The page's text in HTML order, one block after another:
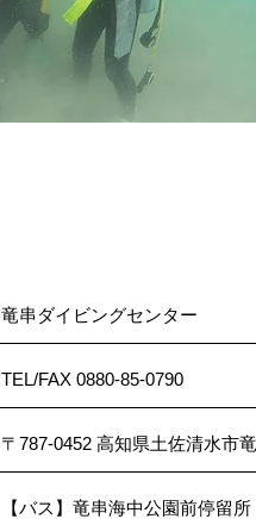
竜串ダイビングセンター
TEL/FAX 0880-85-0790
〒787-0452 高知県土佐清水市
【バス】竜串海中公園前停留